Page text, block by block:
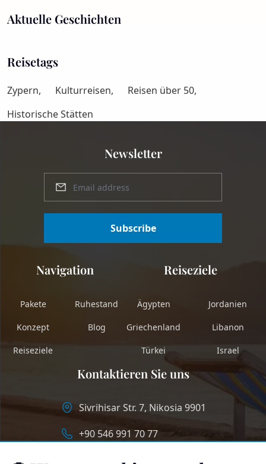
Aktuelle Geschichten
Reisetags
Zypern, Kulturreisen,
Reisen über 50,
Historische Stätten
Newsletter
Subscribe
Navigation
Pakete
Konzept
Reiseziele
Ruhestand
Blog
Reiseziele
Ägypten
Griechenland
Türkei
Jordanien
Libanon
Israel
Kontaktieren Sie uns
Sivrihisar Str. 7, Nikosia 9901
+90 546 991 70 77
info@longstaycyprus.com